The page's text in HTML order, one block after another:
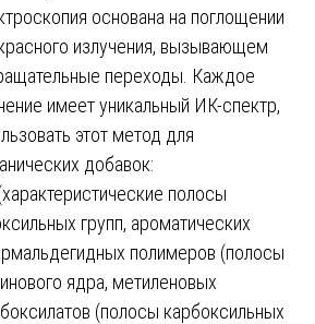
основана на поглощении
излучения, вызывающем
переходы. Каждое
имеет уникальный ИК-спектр,
этот метод для
добавок:
полосы
групп, ароматических
полимеров (полосы
ядра, метиленовых
(полосы карбоксильных